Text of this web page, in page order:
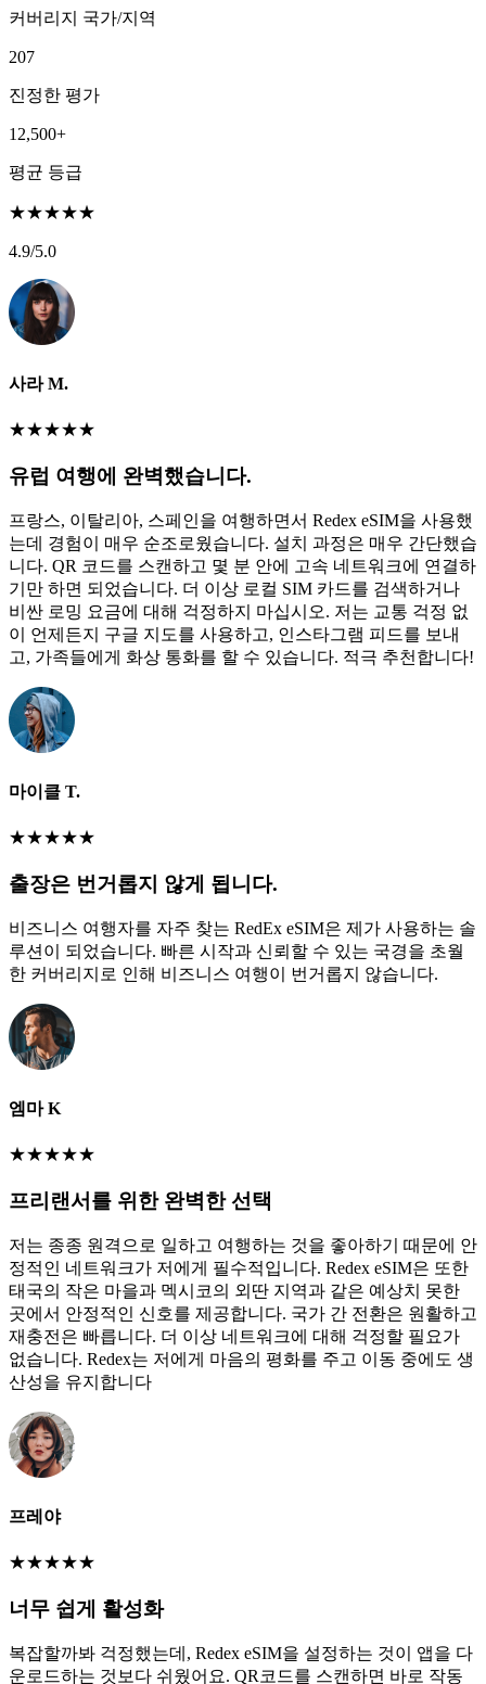
커버리지 국가/지역
207
진정한 평가
12,500+
평균 등급
★★★★★
4.9/5.0
사라 M.
★★★★★
유럽 여행에 완벽했습니다.
프랑스, 이탈리아, 스페인을 여행하면서 Redex eSIM을 사용했
는데 경험이 매우 순조로웠습니다. 설치 과정은 매우 간단했습
니다. QR 코드를 스캔하고 몇 분 안에 고속 네트워크에 연결하
기만 하면 되었습니다. 더 이상 로컬 SIM 카드를 검색하거나
비싼 로밍 요금에 대해 걱정하지 마십시오. 저는 교통 걱정 없
이 언제든지 구글 지도를 사용하고, 인스타그램 피드를 보내
고, 가족들에게 화상 통화를 할 수 있습니다. 적극 추천합니다!
마이클 T.
★★★★★
출장은 번거롭지 않게 됩니다.
비즈니스 여행자를 자주 찾는 RedEx eSIM은 제가 사용하는 솔
루션이 되었습니다. 빠른 시작과 신뢰할 수 있는 국경을 초월
한 커버리지로 인해 비즈니스 여행이 번거롭지 않습니다.
엠마 K
★★★★★
프리랜서를 위한 완벽한 선택
저는 종종 원격으로 일하고 여행하는 것을 좋아하기 때문에 안
정적인 네트워크가 저에게 필수적입니다. Redex eSIM은 또한
태국의 작은 마을과 멕시코의 외딴 지역과 같은 예상치 못한
곳에서 안정적인 신호를 제공합니다. 국가 간 전환은 원활하고
재충전은 빠릅니다. 더 이상 네트워크에 대해 걱정할 필요가
없습니다. Redex는 저에게 마음의 평화를 주고 이동 중에도 생
산성을 유지합니다
프레야
★★★★★
너무 쉽게 활성화
복잡할까봐 걱정했는데, Redex eSIM을 설정하는 것이 앱을 다
운로드하는 것보다 쉬웠어요. QR코드를 스캔하면 바로 작동